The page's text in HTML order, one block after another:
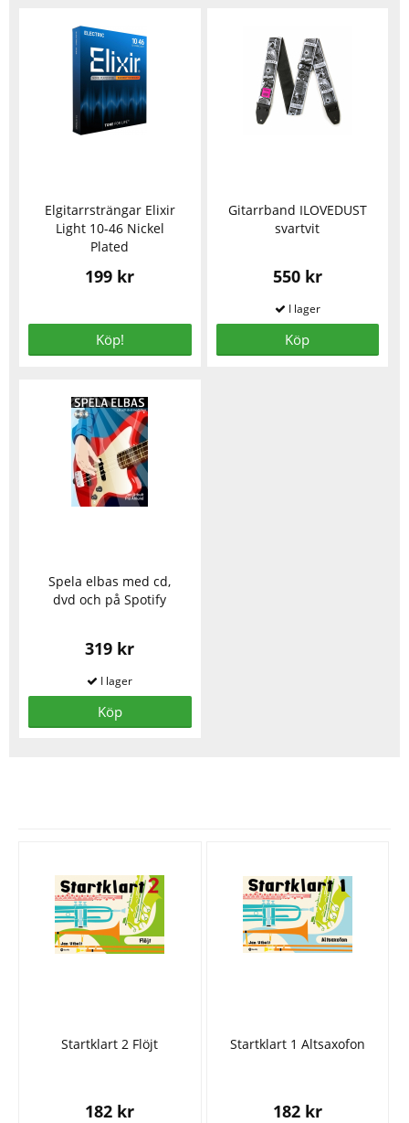
Elgitarrsträngar Elixir
Light 10-46 Nickel
Plated
199 kr
Köp!
Gitarrband ILOVEDUST
svartvit
550 kr
Köp
Spela elbas med cd,
dvd och på Spotify
319 kr
Köp
Startklart 2 Flöjt
182 kr
Startklart 1 Altsaxofon
182 kr